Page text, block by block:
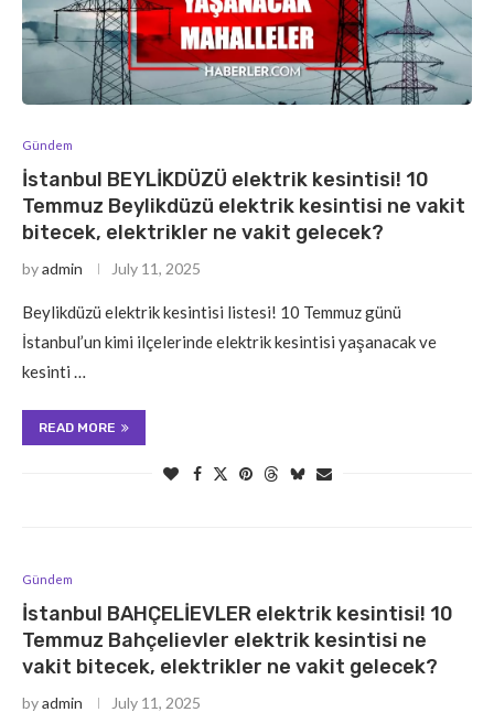
Gündem
İstanbul BEYLİKDÜZÜ elektrik kesintisi! 10
Temmuz Beylikdüzü elektrik kesintisi ne vakit
bitecek, elektrikler ne vakit gelecek?
byadmin July 11, 2025
Beylikdüzü elektrik kesintisi listesi! 10 Temmuz günü
İstanbul’un kimi ilçelerinde elektrik kesintisi yaşanacak ve
kesinti …
READ MORE
Gündem
İstanbul BAHÇELİEVLER elektrik kesintisi! 10
Temmuz Bahçelievler elektrik kesintisi ne
vakit bitecek, elektrikler ne vakit gelecek?
byadmin July 11, 2025